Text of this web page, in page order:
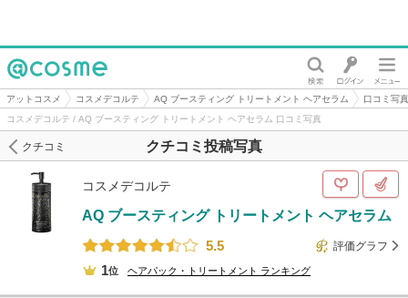
@cosme
アットコスメ コスメデコルテ AQ ブースティング トリートメント ヘアセラム
口コミ写
コスメデコルテ / AQ ブースティング トリートメント ヘアセラム 口コミ写真
クチコミ投稿写真
クチコミ
コスメデコルテ
AQ ブースティング トリートメント ヘアセラム
5.5
評価グラフ
1位 ヘアパック・トリートメント ランキング